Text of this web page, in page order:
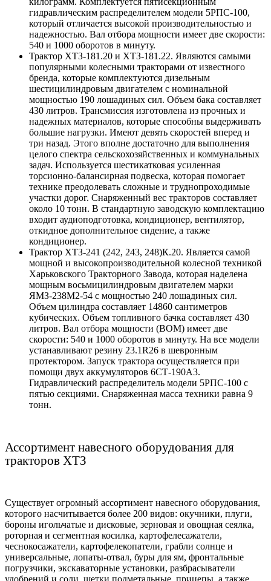
гидравлическим распределителем модели 5РПС-100,
который отличается высокой производительностью и
надежностью. Вал отбора мощности имеет две скорости:
540 и 1000 оборотов в минуту.
Трактор ХТЗ-181.20 и ХТЗ-181.22. Являются самыми
популярными колесными тракторами от известного
бренда, которые комплектуются дизельным
шестицилиндровым двигателем с номинальной
мощностью 190 лошадиных сил. Объем бака составляет
430 литров. Трансмиссия изготовлена из прочных и
надежных материалов, которые способны выдерживать
большие нагрузки. Имеют девять скоростей вперед и
три назад. Этого вполне достаточно для выполнения
целого спектра сельскохозяйственных и коммунальных
задач. Используется шестикатковая усиленная
торсионно-балансирная подвеска, которая помогает
технике преодолевать сложные и труднопроходимые
участки дорог. Снаряженный вес тракторов составляет
около 10 тонн. В стандартную заводскую комплектацию
входит аудиоподготовка, кондиционер, вентилятор,
откидное дополнительное сидение, а также
кондиционер.
Трактор ХТЗ-241 (242, 243, 248)К.20. Является самой
мощной и высокопроизводительной колесной техникой
Харьковского Тракторного Завода, которая наделена
мощным восьмицилиндровым двигателем марки
ЯМЗ-238М2-54 с мощностью 240 лошадиных сил.
Объем цилиндра составляет 14860 сантиметров
кубических. Объем топливного бачка составляет 430
литров. Вал отбора мощности (ВОМ) имеет две
скорости: 540 и 1000 оборотов в минуту. На все модели
устанавливают резину 23.1R26 в шевронным
протектором. Запуск трактора осуществляется при
помощи двух аккумуляторов 6СТ-190А3.
Гидравлический распределитель модели 5РПС-100 с
пятью секциями. Снаряженная масса техники равна 9
тонн.
Ассортимент навесного оборудования для
тракторов ХТЗ
Существует огромный ассортимент навесного оборудования,
которого насчитывается более 200 видов: окучники, плуги,
бороны игольчатые и дисковые, зерновая и овощная сеялка,
роторная и сегментная косилка, картофелесажатели,
чеснокосажатели, картофелекопатели, грабли солнце и
универсальные, лопаты-отвал, буры для ям, фронтальные
погрузчики, экскаваторные установки, разбрасыватели
удобрений и соли, щетки подметальные, прицепы, а также